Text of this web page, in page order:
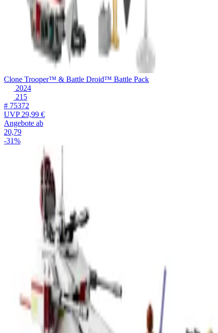
Clone Trooper™ & Battle Droid™ Battle Pack
2024
215
# 75372
UVP29,99 €
Angebote ab
20,79
-31%